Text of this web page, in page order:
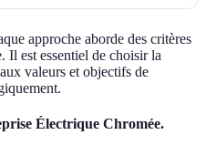
approche aborde des critères
est essentiel de choisir la
valeurs et objectifs de
Électrique Chromée.